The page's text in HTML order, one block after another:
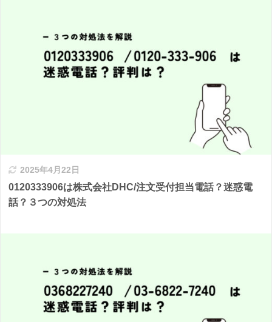
2025年4月22日
0120333906は株式会社DHC/注文受付担当電話？迷惑電
話？３つの対処法